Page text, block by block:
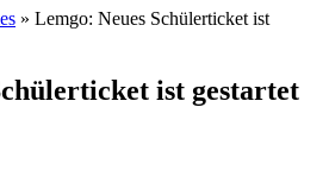
» Lemgo: Neues Schülerticket ist
ist gestartet